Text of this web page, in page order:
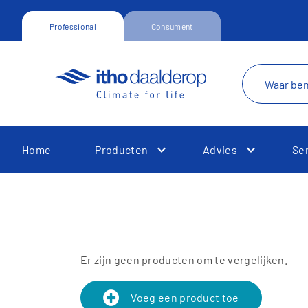
Professional Consument
Home
Producten
Toggle Dropdown
Advies
Er zijn geen producten om te vergelijken.
Voeg een product toe